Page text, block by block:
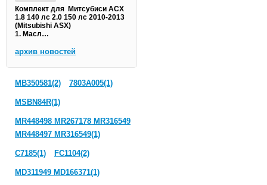
Комплект для Митсубиси АСХ
1.8 140 лс 2.0 150 лс 2010-2013
(Mitsubishi ASX)
1. Масл…
архив новостей
MB350581(2) 7803A005(1)
MSBN84R(1)
MR448498 MR267178 MR316549
MR448497 MR316549(1)
C7185(1) FC1104(2)
MD311949 MD166371(1)